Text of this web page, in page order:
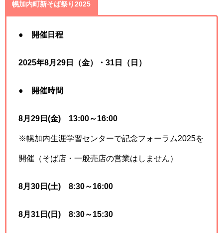
幌加内町新そば祭り2025
● 開催日程
2025年8月 29日 （金） ・ 31日（日）
● 開催時間
8月29日(金) 13:00～16:00
※幌加内生涯学習センターで記念フォーラム2025を
開催（そば店・一般売店の営業はしません）
8月30日(土) 8:30～16:00
8月31日(日) 8:30～15:30